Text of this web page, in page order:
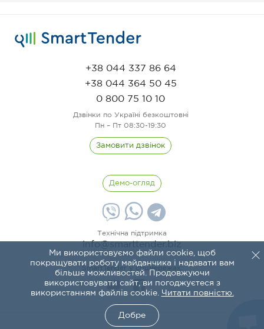
Ми використовуємо файли cookie, щоб
покращувати роботу майданчика і надавати вам
більше можливостей. Продовжуючи
використовувати сайт, ви погоджуєтеся з
використанням файлів cookie.
Читати повністю.
Добре
+38 044 337 86 64
+38 044 364 50 45
0 800 75 10 10
Дзвінки по Україні безкоштовні
Пн – Пт 08:30-19:30
Замовити дзвінок
Технічна підтримка
Демо-огляд
SmartTender у соцмережах: